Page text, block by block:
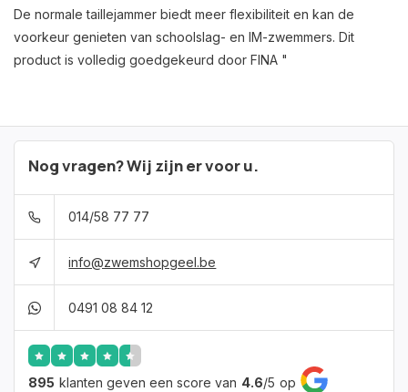
De normale taillejammer biedt meer flexibiliteit en kan de
voorkeur genieten van schoolslag- en IM-zwemmers. Dit
product is volledig goedgekeurd door FINA "
Nog vragen? Wij zijn er voor u.
014/58 77 77
info@zwemshopgeel.be
0491 08 84 12
895 klanten geven een score van 4.6/5 op